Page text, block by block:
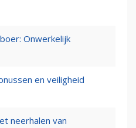
Onwerkelijk
en veiligheid
neerhalen van